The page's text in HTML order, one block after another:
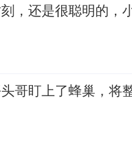
，还是很聪明的，
哥盯上了蜂巢，将